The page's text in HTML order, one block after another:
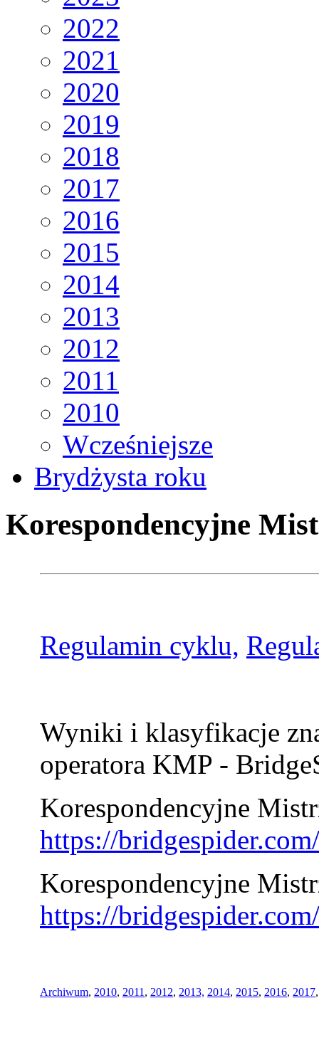
2022
2021
2020
2019
2018
2017
2016
2015
2014
2013
2012
2011
2010
Wcześniejsze
Brydżysta roku
Korespondencyjne
Regulamin cyklu,
Wyniki i klasyfikacje
operatora KMP -
Korespondencyjne
https://
Korespondencyjne
https://
Archiwum, 2010, 2011 , 2012, 2013, 2014, 2015, 2016, 2017